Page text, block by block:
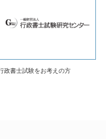
政書士試験をお考えの方